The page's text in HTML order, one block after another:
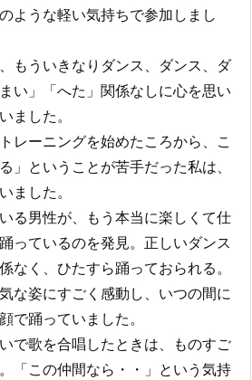
ような軽い気持ちで参加しまし
もういきなりダンス、ダンス、ダ
い」「へた」関係なしに心を思い
ました。
レーニングを始めたころから、こ
」ということが苦手だった私は、
ました。
る男性が、もう本当に楽しくて仕
っているのを発見。正しいダンス
なく、ひたすら踊っておられる。
な姿にすごく感動し、いつの間に
で踊っていました。
で歌を合唱したときは、ものすご
「この仲間なら・・」という気持